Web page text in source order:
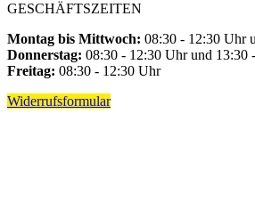
GESCHÄFTSZEITEN
Montag bis Mittwoch: 08:30 - 12:30 Uhr
Donnerstag: 08:30 - 12:30 Uhr und 13:30
Freitag: 08:30 - 12:30 Uhr
Widerrufsformular